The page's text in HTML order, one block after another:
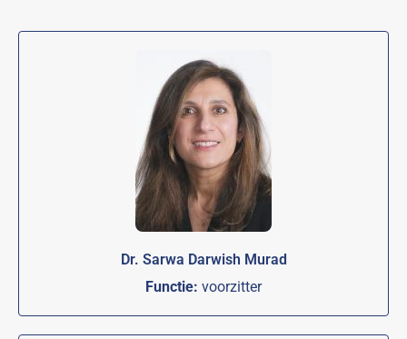
Dr. Sarwa Darwish Murad
Functie: voorzitter